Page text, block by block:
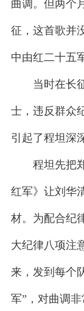
曲调。但两个
征，这首歌并
中由红二十五
当时在长征
士，违反群众
引起了程坦深
程坦先把郑
红军》让刘华
材。为配合纪
大纪律八项注
来，发到每个
军”，对曲调